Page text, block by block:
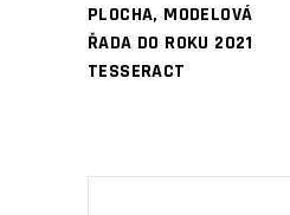
PLOCHA, MODELOVÁ
ŘADA DO ROKU 2021
TESSERACT